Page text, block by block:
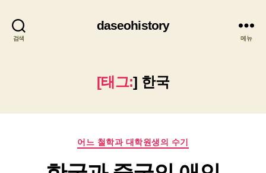
검색
daseohistory
메뉴
[태그:] 한국
카
고
어느 철학과 대학원생의 수기